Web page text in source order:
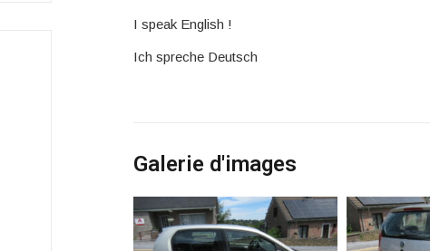
I speak English !
Ich spreche Deutsch
Galerie d'images